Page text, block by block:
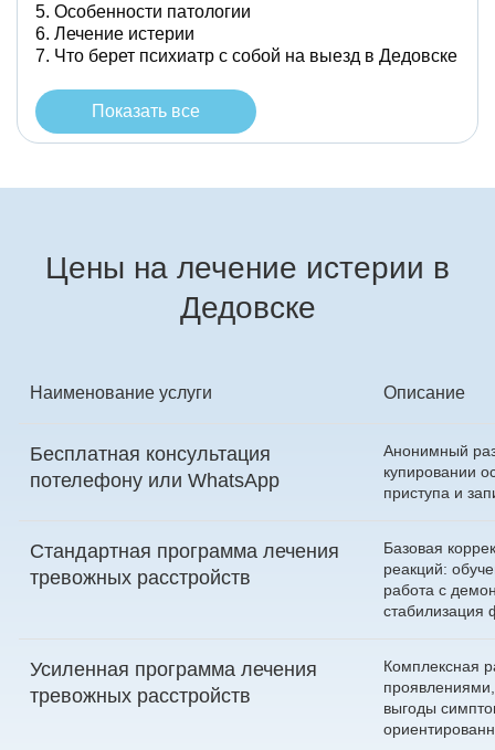
Особенности патологии
Лечение истерии
Что берет психиатр с собой на выезд в Дедовске
Показать все
Цены на лечение истерии в
Дедовске
Наименование услуги Описание
Бесплатная консультация
потелефону или WhatsApp
Анонимный
купировании
приступа и
Стандартная программа лечения
тревожных расстройств
Базовая
реакций:
работа с
стабилизация
Усиленная программа лечения
тревожных расстройств
Комплексная
выгоды